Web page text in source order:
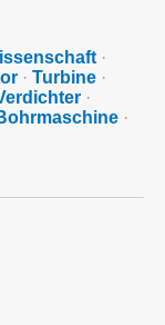
·
· Turbine ·
·
·